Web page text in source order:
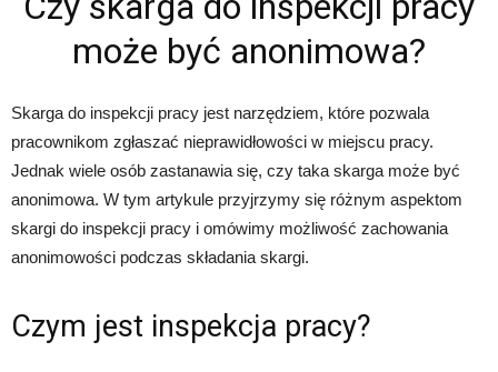
może być anonimowa?
Skarga do inspekcji pracy jest narzędziem, które pozwala
pracownikom zgłaszać nieprawidłowości w miejscu pracy.
Jednak wiele osób zastanawia się, czy taka skarga może być
anonimowa. W tym artykule przyjrzymy się różnym aspektom
skargi do inspekcji pracy i omówimy możliwość zachowania
anonimowości podczas składania skargi.
Czym jest inspekcja pracy?